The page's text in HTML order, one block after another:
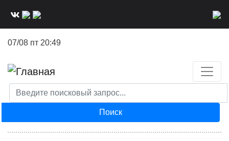
07/08 пт 20:49
Поиск